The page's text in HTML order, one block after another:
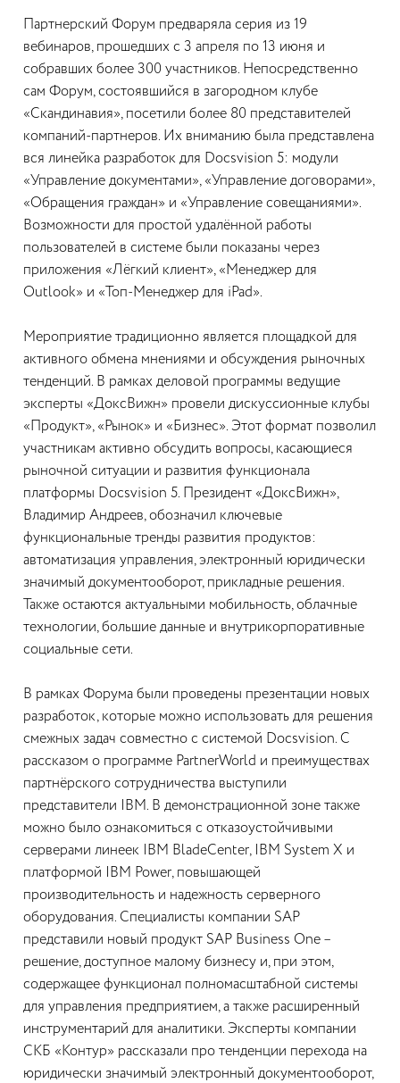
Партнерский Форум предваряла серия из 19
вебинаров, прошедших с 3 апреля по 13 июня и
собравших более 300 участников. Непосредственно
сам Форум, состоявшийся в загородном клубе
«Скандинавия», посетили более 80 представителей
компаний-партнеров. Их вниманию была представлена
вся линейка разработок для Docsvision 5: модули
«Управление документами», «Управление договорами»,
«Обращения граждан» и «Управление совещаниями».
Возможности для простой удалённой работы
пользователей в системе были показаны через
приложения «Лёгкий клиент», «Менеджер для
Outlook» и «Топ-Менеджер для iPad».
Мероприятие традиционно является площадкой для
активного обмена мнениями и обсуждения рыночных
тенденций. В рамках деловой программы ведущие
эксперты «ДоксВижн» провели дискуссионные клубы
«Продукт», «Рынок» и «Бизнес». Этот формат позволил
участникам активно обсудить вопросы, касающиеся
рыночной ситуации и развития функционала
платформы Docsvision 5. Президент «ДоксВижн»,
Владимир Андреев, обозначил ключевые
функциональные тренды развития продуктов:
автоматизация управления, электронный юридически
значимый документооборот, прикладные решения.
Также остаются актуальными мобильность, облачные
технологии, большие данные и внутрикорпоративные
социальные сети.
В рамках Форума были проведены презентации новых
разработок, которые можно использовать для решения
смежных задач совместно с системой Docsvision. С
рассказом о программе PartnerWorld и преимуществах
партнёрского сотрудничества выступили
представители IBM. В демонстрационной зоне также
можно было ознакомиться с отказоустойчивыми
серверами линеек IBM BladeCenter, IBM System X и
платформой IBM Power, повышающей
производительность и надежность серверного
оборудования. Специалисты компании SAP
представили новый продукт SAP Business One –
решение, доступное малому бизнесу и, при этом,
содержащее функционал полномасштабной системы
для управления предприятием, а также расширенный
инструментарий для аналитики. Эксперты компании
СКБ «Контур» рассказали про тенденции перехода на
юридически значимый электронный документооборот,